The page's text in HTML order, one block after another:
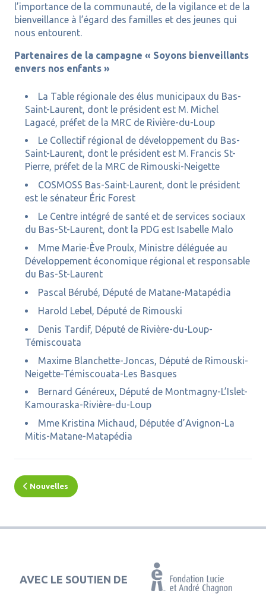
l’importance de la communauté, de la vigilance et de la
bienveillance à l’égard des familles et des jeunes qui
nous entourent.
Partenaires de la campagne « Soyons bienveillants
envers nos enfants »
La Table régionale des élus municipaux du Bas-
Saint-Laurent, dont le président est M. Michel
Lagacé, préfet de la MRC de Rivière-du-Loup
Le Collectif régional de développement du Bas-
Saint-Laurent, dont le président est M. Francis St-
Pierre, préfet de la MRC de Rimouski-Neigette
COSMOSS Bas-Saint-Laurent, dont le président
est le sénateur Éric Forest
Le Centre intégré de santé et de services sociaux
du Bas-St-Laurent, dont la PDG est Isabelle Malo
Mme Marie-Ève Proulx, Ministre déléguée au
Développement économique régional et responsable
du Bas-St-Laurent
Pascal Bérubé, Député de Matane-Matapédia
Harold Lebel, Député de Rimouski
Denis Tardif, Député de Rivière-du-Loup-
Témiscouata
Maxime Blanchette-Joncas, Député de Rimouski-
Neigette-Témiscouata-Les Basques
Bernard Généreux, Député de Montmagny-L’Islet-
Kamouraska-Rivière-du-Loup
Mme Kristina Michaud, Députée d’Avignon-La
Mitis-Matane-Matapédia
Nouvelles
AVEC LE SOUTIEN DE